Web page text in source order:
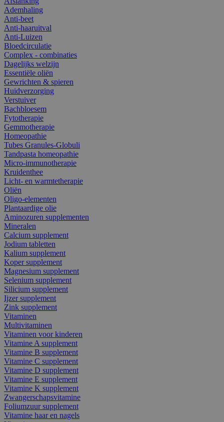
Ademhaling
Anti-beet
Anti-haaruitval
Anti-Luizen
Bloedcirculatie
Complex - combinaties
Dagelijks welzijn
Essentiële oliën
Gewrichten & spieren
Huidverzorging
Verstuiver
Bachbloesem
Fytotherapie
Gemmotherapie
Homeopathie
Tubes Granules-Globuli
Tandpasta homeopathie
Micro-immunotherapie
Kruidenthee
Licht- en warmtetherapie
Oliën
Oligo-elementen
Plantaardige olie
Aminozuren supplementen
Mineralen
Calcium supplement
Jodium tabletten
Kalium supplement
Koper supplement
Magnesium supplement
Selenium supplement
Silicium supplement
Ijzer supplement
Zink supplement
Vitaminen
Multivitaminen
Vitaminen voor kinderen
Vitamine A supplement
Vitamine B supplement
Vitamine C supplement
Vitamine D supplement
Vitamine E supplement
Vitamine K supplement
Zwangerschapsvitamine
Foliumzuur supplement
Vitamine haar en nagels